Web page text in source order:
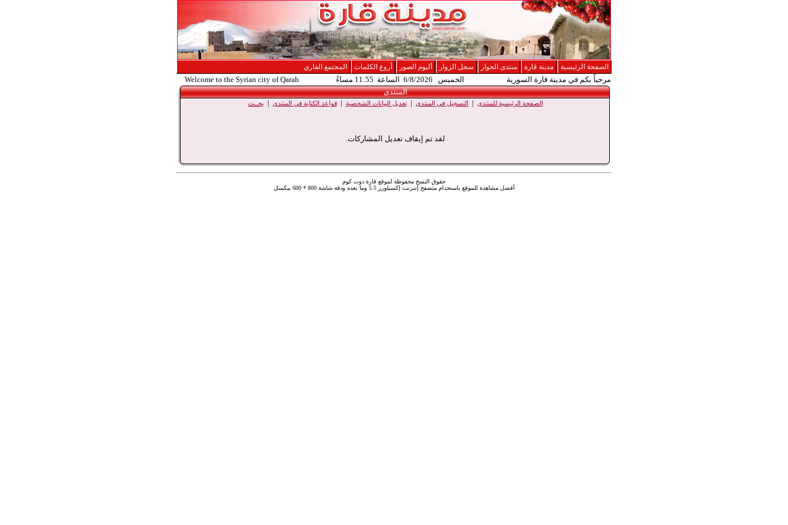
الصفحة الرئيسية مدينة قارة منتدى الحوار سجل الزوار ألبوم الصور أروع الكلمات المجتمع القاري
مرحباً بكم في مدينة قارة السورية الخميس 6/8/2026 الساعة 11:55 مساءً
Welcome to the Syrian city of Qarah
المنتدى
الصفحة الرئيسية للمنتدى | التسجيل في المنتدى |تعديل البيانات الشخصية |قواعد الكتابة في المنتدى | بحــث
لقد تم إيقاف تعديل المشاركات.
حقوق النسخ محفوظة لموقع قارة دوت كوم
أفضل مشاهدة للموقع باستخدام متصفح إنترنت إكسبلورر 5.5 وما بعده ودقة شاشة 800 * 600 بيكسل